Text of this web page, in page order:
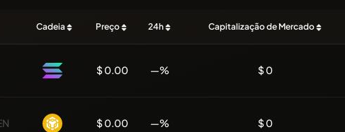
Cadeia Preço 24h Capitalização de Mercado
$ 0.00 —% $ 0
$ 0.00 —% $ 0